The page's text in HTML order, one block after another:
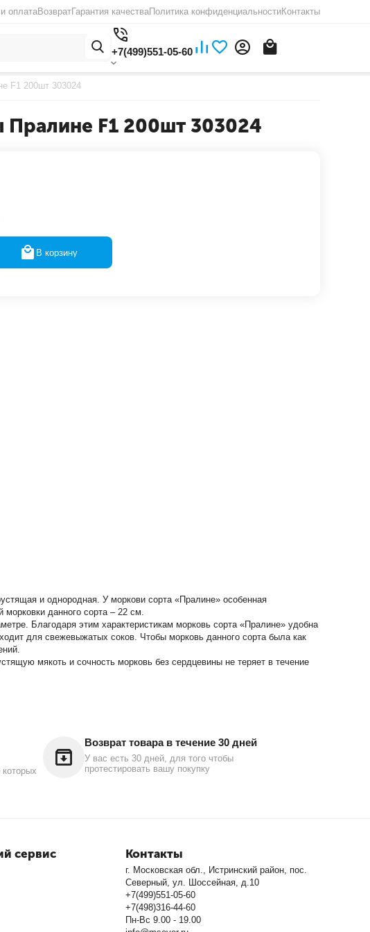
оплатаВозвратГарантия качестваПолитика конфиденциальностиКонтакты
+7(499)551-05-60
F1 200шт 303024
F1 200шт 303024
В корзину
и однородная. У моркови сорта «Пралине» особенная
данного сорта – 22 см.
Благодаря этим характеристикам морковь сорта «Пралине» удобна
для свежевыжатых соков. Чтобы морковь данного сорта была как
мякоть и сочность морковь без сердцевины не теряет в течение
Возврат товара в течение 30 дней
У вас есть 30 дней, для того чтобы
протестировать вашу покупку
сервис Контакты
г. Московская обл., Истринский район, пос.
Северный, ул. Шоссейная, д.10
+7(499)551-05-60
+7(498)316-44-60
Пн-Вс 9.00 - 19.00